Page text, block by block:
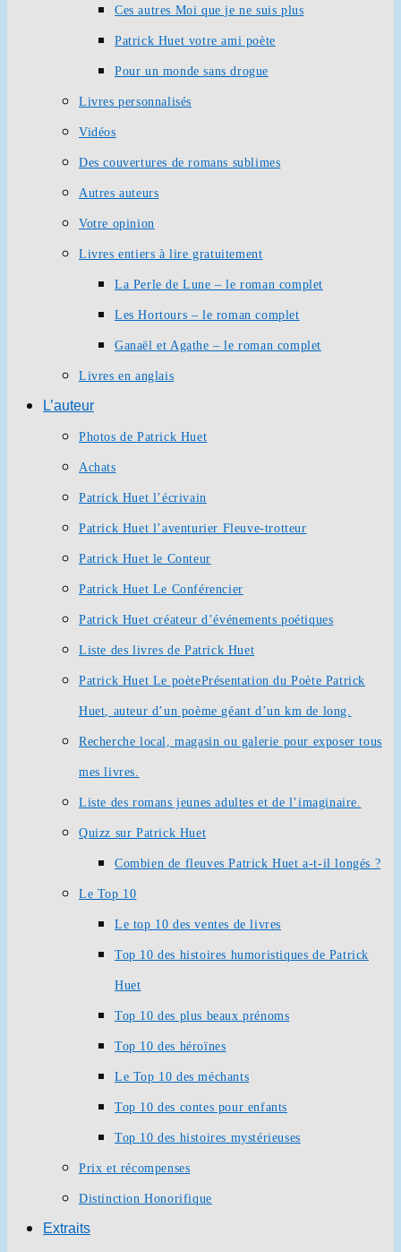
Ces autres Moi que je ne suis plus
Patrick Huet votre ami poète
Pour un monde sans drogue
Livres personnalisés
Vidéos
Des couvertures de romans sublimes
Autres auteurs
Votre opinion
Livres entiers à lire gratuitement
La Perle de Lune – le roman complet
Les Hortours – le roman complet
Ganaël et Agathe – le roman complet
Livres en anglais
L’auteur
Photos de Patrick Huet
Achats
Patrick Huet l’écrivain
Patrick Huet l’aventurier Fleuve-trotteur
Patrick Huet le Conteur
Patrick Huet Le Conférencier
Patrick Huet créateur d’événements poétiques
Liste des livres de Patrick Huet
Patrick Huet Le poètePrésentation du Poète Patrick
Huet, auteur d’un poème géant d’un km de long.
Recherche local, magasin ou galerie pour exposer tous
mes livres.
Liste des romans jeunes adultes et de l’imaginaire.
Quizz sur Patrick Huet
Combien de fleuves Patrick Huet a-t-il longés ?
Le Top 10
Le top 10 des ventes de livres
Top 10 des histoires humoristiques de Patrick
Huet
Top 10 des plus beaux prénoms
Top 10 des héroïnes
Le Top 10 des méchants
Top 10 des contes pour enfants
Top 10 des histoires mystérieuses
Prix et récompenses
Distinction Honorifique
Extraits